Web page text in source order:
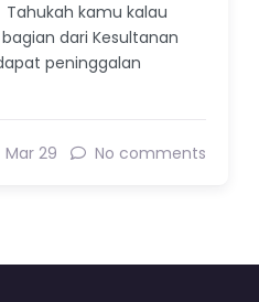
kamu kalau
dari Kesultanan
peninggalan
Mar 29 No comments